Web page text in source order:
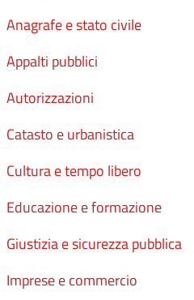
Anagrafe e stato civile
Appalti pubblici
Autorizzazioni
Catasto e urbanistica
Cultura e tempo libero
Educazione e formazione
Giustizia e sicurezza pubblica
Imprese e commercio